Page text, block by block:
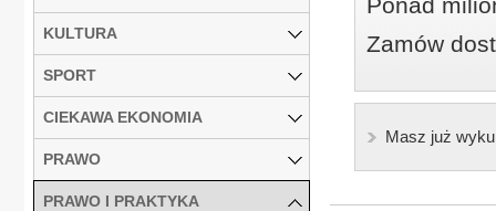
Zamów
Masz już
KULTURA
SPORT
CIEKAWA EKONOMIA
PRAWO
PRAWO I PRAKTYKA